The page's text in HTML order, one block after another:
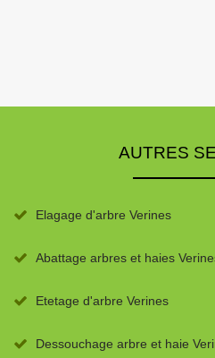
AUTRES
Elagage d'arbre Verines
Abattage arbres et haies
Etetage d'arbre Verines
Dessouchage arbre et haie